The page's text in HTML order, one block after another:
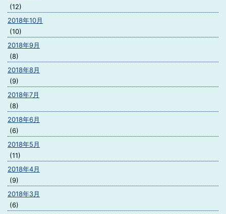
(12)
2018年10月
(10)
2018年9月
(8)
2018年8月
(9)
2018年7月
(8)
2018年6月
(6)
2018年5月
(11)
2018年4月
(9)
2018年3月
(6)